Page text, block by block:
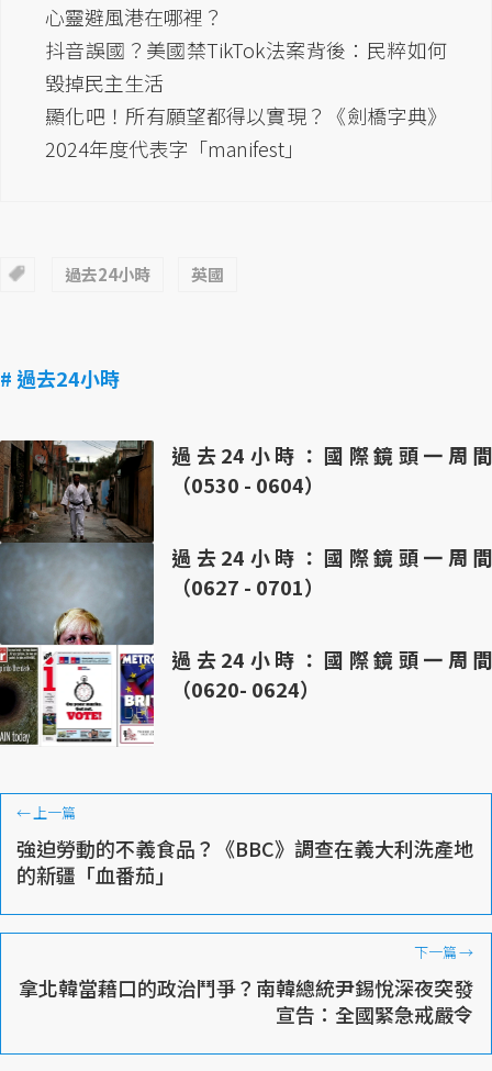
心靈避風港在哪裡？
抖音誤國？美國禁TikTok法案背後：民粹如何
毀掉民主生活
顯化吧！所有願望都得以實現？《劍橋字典》
2024年度代表字「manifest」
過去24小時 英國
# 過去24小時
過去24小時：國際鏡頭一周間
（0530 - 0604）
過去24小時：國際鏡頭一周間
（0627 - 0701）
過去24小時：國際鏡頭一周間
（0620- 0624）
← 上一篇
強迫勞動的不義食品？《BBC》調查在義大利洗產地
的新疆「血番茄」
下一篇→
拿北韓當藉口的政治鬥爭？南韓總統尹錫悅深夜突發
宣告：全國緊急戒嚴令